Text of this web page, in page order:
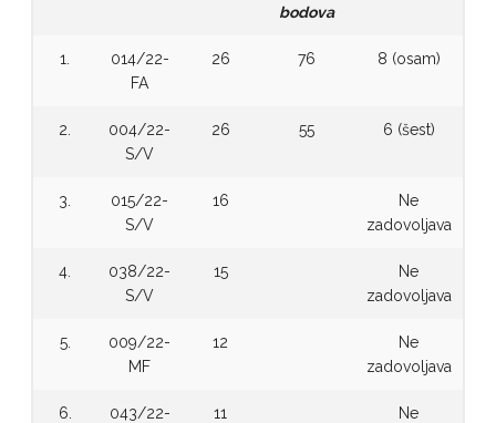
bodova
1.
014/22-
FA
26 76 8 (osam)
2.
004/22-
S/V
26 55 6 (šest)
3.
015/22-
S/V
16
Ne
zadovoljava
4.
038/22-
S/V
15
Ne
zadovoljava
5.
009/22-
MF
12
Ne
zadovoljava
6.
043/22-
11
Ne